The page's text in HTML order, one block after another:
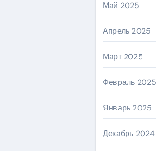
Май 2025
Апрель 2025
Март 2025
Февраль 2025
Январь 2025
Декабрь 2024